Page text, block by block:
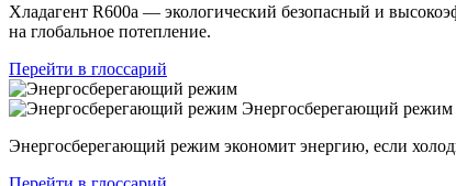
Хладагент R600a — экологический безопасный и
на глобальное потепление.
Перейти в глоссарий
Энергосберегающий режим
Энергосберегающий режим экономит энергию, если